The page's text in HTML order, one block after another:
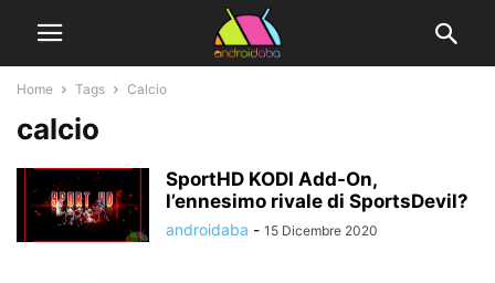
Home Tags Calcio
calcio
SportHD KODI Add-On,
l’ennesimo rivale di SportsDevil?
androidaba - 15 Dicembre 2020